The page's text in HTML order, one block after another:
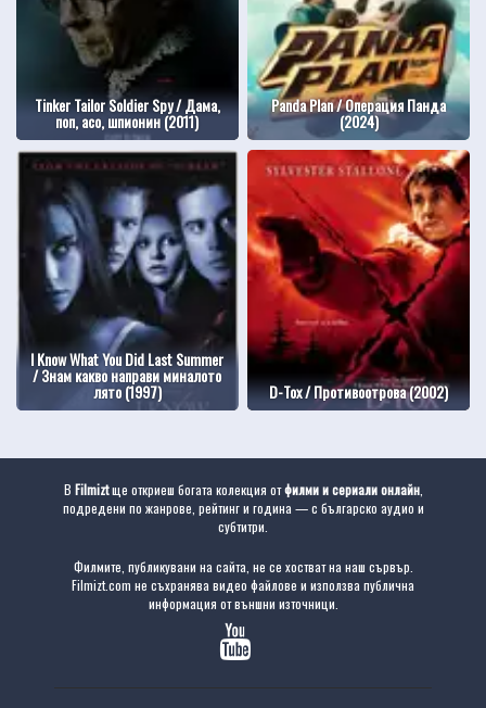
Tinker Tailor Soldier Spy / Дама,
поп, асо, шпионин (2011)
Panda Plan / Операция Панда
(2024)
I Know What You Did Last Summer
/ Знам какво направи миналото
лято (1997) D-Tox / Противоотрова (2002)
В Filmiztще откриеш богата колекция отфилми и сериали онлайн,
подредени по жанрове, рейтинг и година — с българско аудио и
субтитри.
Филмите, публикувани на сайта, не се хостват на наш сървър.
Filmizt.com не съхранява видео файлове и използва публична
информация от външни източници.